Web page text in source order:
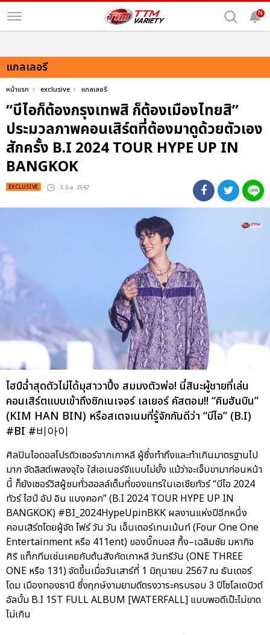
N
แกลเลอรี
หน้าแรก exclusive แกลเลอรี
“บีไอก็ต้องกรุงเทพสิ ก็ต้องเมืองไทยสิ”
ประมวลภาพคอนเสิร์ตที่ต้องมาดูด้วยตัวเอง
สักครั้ง B.I 2024 TOUR HYPE UP IN
BANGKOK
EXCLUSIVE : 5 มิ.ย. 2567
ไฮป์ฉ่ำสุดตัวไม่ได้มุสาวาปึ้ง สมมงตัวพ่อ! นี่สินะผู้ชายที่เล่น
คอนเสิร์ตแบบเข้าถึงซิกเนเจอร์ เลเยอร์ คัสตอม!! “คิมฮันบิน”
(KIM HAN BIN) หรือสเตจเนมที่รู้จักกันดีว่า “บีไอ” (B.I)
#BI #비아이
ศิลปินไอดอลโปรดิวเซอร์จากเกาหลี ผู้ซึ่งทำถึงและทำเกินมาตรฐานไป
มาก จัดลิสต์เพลงจุใจ ใส่เอเนอร์จีแบบไม่ยั้ง แม้ว่าจะเจ็บขามาก่อนหน้า
นี้ ก็ยังเซอร์วิสผู้ชมทั่วฮอลล์เต็มที่ของแทร่ในเอเชียทัวร์ “บีไอ 2024
ทัวร์ ไฮป์ อัป อิน แบงคอก” (B.I 2024 TOUR HYPE UP IN
BANGKOK) #BI_2024HypeUpinBKK ผลงานแห่งปีอีกหนึ่ง
คอนเสิร์ตโดยผู้จัด โฟร์ วัน วัน เอ็นเตอร์เทนเม้นท์ (Four One One
Entertainment หรือ 411ent) ของบิ๊กบอส กึ้ง–เฉลิมชัย มหากิจ
ศิริ แท็กทีมเช่นเคยกับต้นสังกัดเกาหลี วันทรีวัน (ONE THREE
ONE หรือ 131) จัดขึ้นเมื่อวันเสาร์ที่ 1 มิถุนายน 2567 ณ ธันเดอร์
โดม เมืองทองธานี ซึ่งฤกษ์งามยามดีตรงวาระครบรอบ 3 ปีโซโลเดบิวต์
อัลบั้ม B.I 1ST FULL ALBUM [WATERFALL] แบบพอดีเป๊ะไม่ขาด
ไม่เกิน